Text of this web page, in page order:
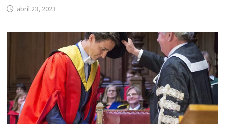
abril 23, 2023